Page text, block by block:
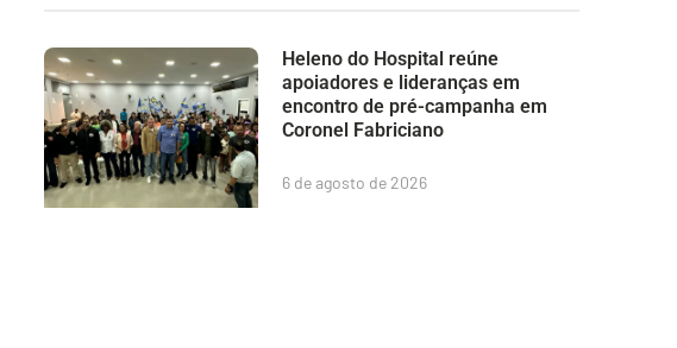
Heleno do Hospital reúne
apoiadores e lideranças em
encontro de pré-campanha em
Coronel Fabriciano
6 de agosto de 2026